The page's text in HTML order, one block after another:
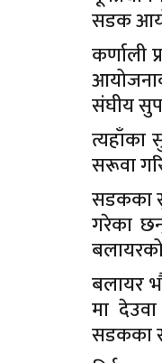
सडक
कर्णाली
संघीय
त्यहाँका
सरूवा
सडकका
गरेका
बलायर
मा
सडकका